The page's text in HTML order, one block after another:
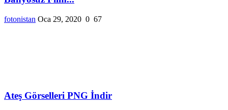
fotonistan Oca 29, 2020 0 67
Ateş Görselleri PNG İndir